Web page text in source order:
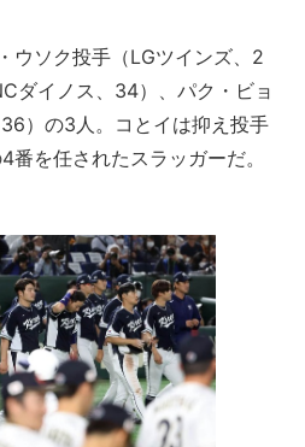
ウソク投手（LGツインズ、2
ダイノス、34）、パク・ビョ
）の3人。コとイは抑え投手
を任されたスラッガーだ。